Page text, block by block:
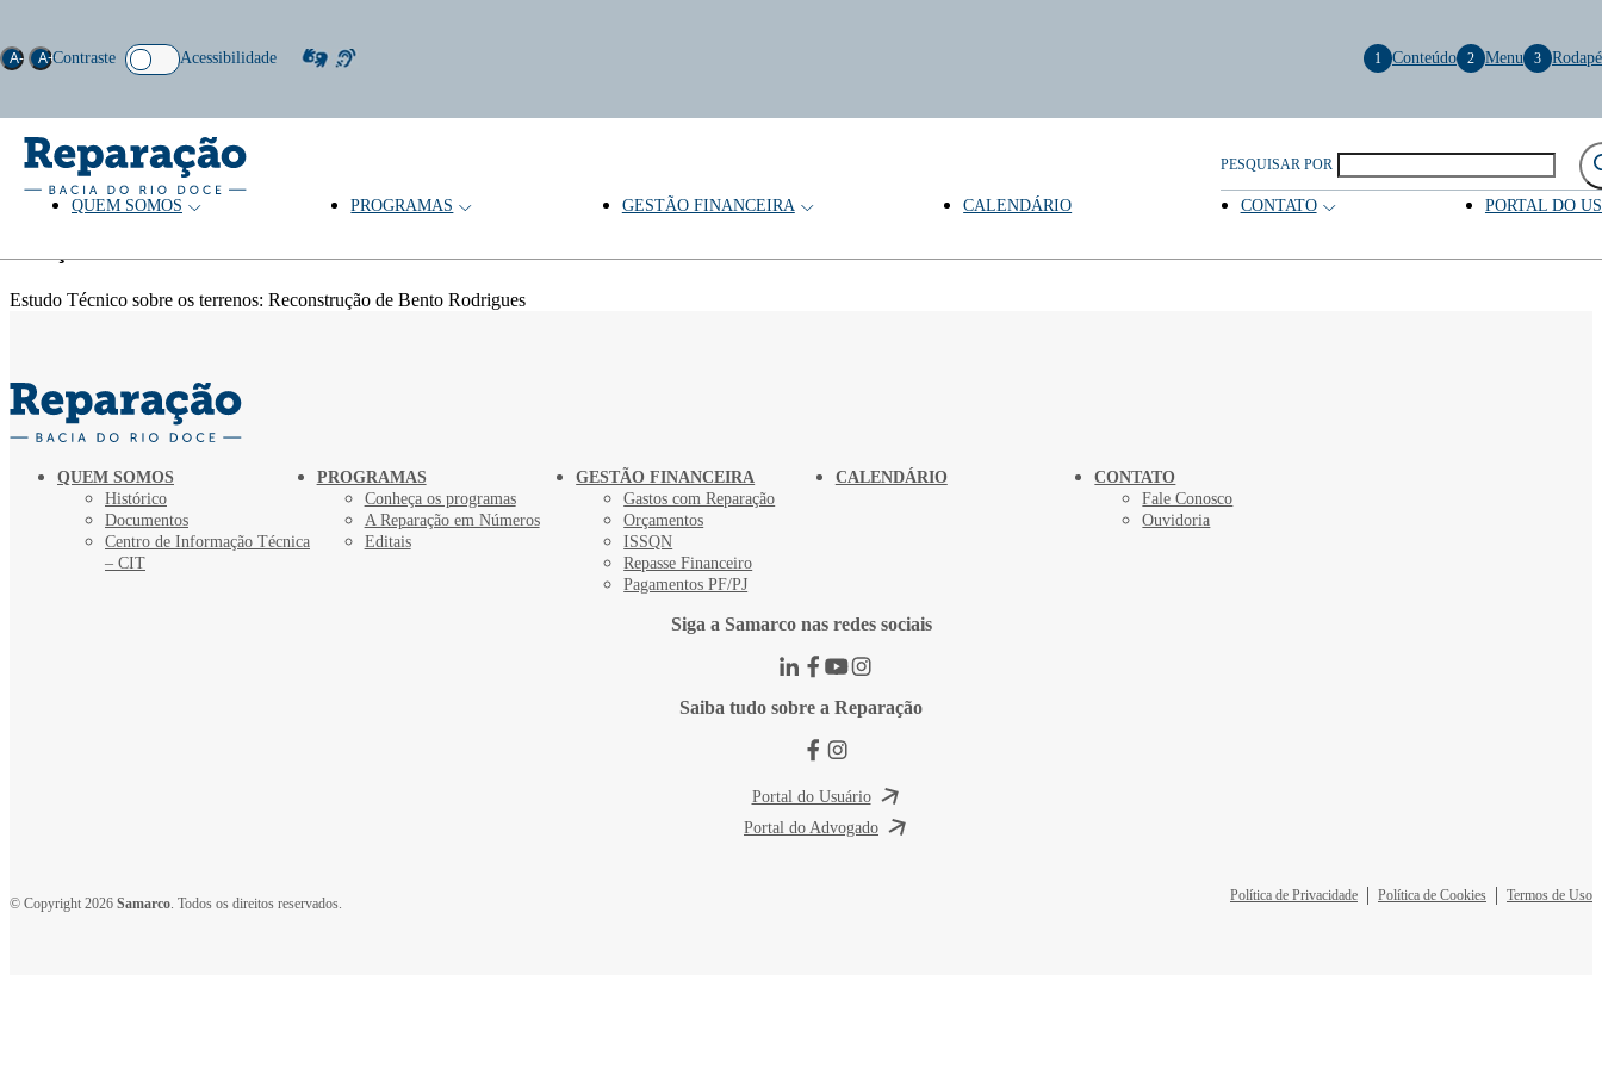
PESQUISAR POR
QUEM SOMOS PROGRAMAS GESTÃO FINANCEIRA CALENDÁRIO CONTATO PORTAL DO
Acessibilidade
A- A+Contraste 1 Conteúdo 2 Menu 3 Rodapé
Estudo Técnico sobre os terrenos: Reconstrução de Bento Rodrigues
QUEM SOMOS
Histórico
Documentos
Centro de Informação Técnica
– CIT
PROGRAMAS
Conheça os programas
A Reparação em Números
Editais
GESTÃO FINANCEIRA
Gastos com Reparação
Orçamentos
ISSQN
Repasse Financeiro
Pagamentos PF/PJ
CALENDÁRIO
CONTATO
Fale Conosco
Ouvidoria
Siga a Samarco nas redes sociais
Saiba tudo sobre a Reparação
Portal do Usuário
Portal do Advogado
© Copyright 2026 Samarco . Todos os direitos reservados. Política de Privacidade Política de Cookies Termos de Uso